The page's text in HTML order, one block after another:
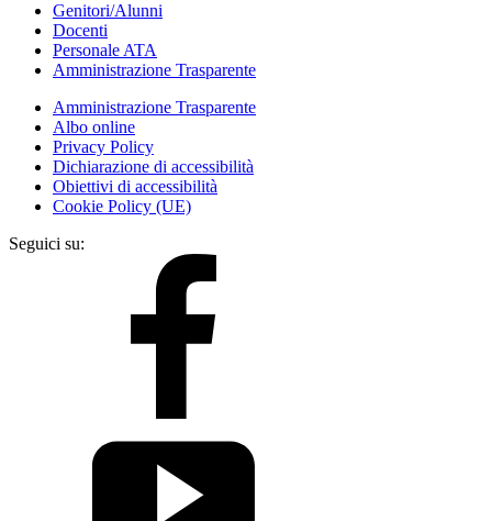
Genitori/Alunni
Docenti
Personale ATA
Amministrazione Trasparente
Amministrazione Trasparente
Albo online
Privacy Policy
Dichiarazione di accessibilità
Obiettivi di accessibilità
Cookie Policy (UE)
Seguici su: